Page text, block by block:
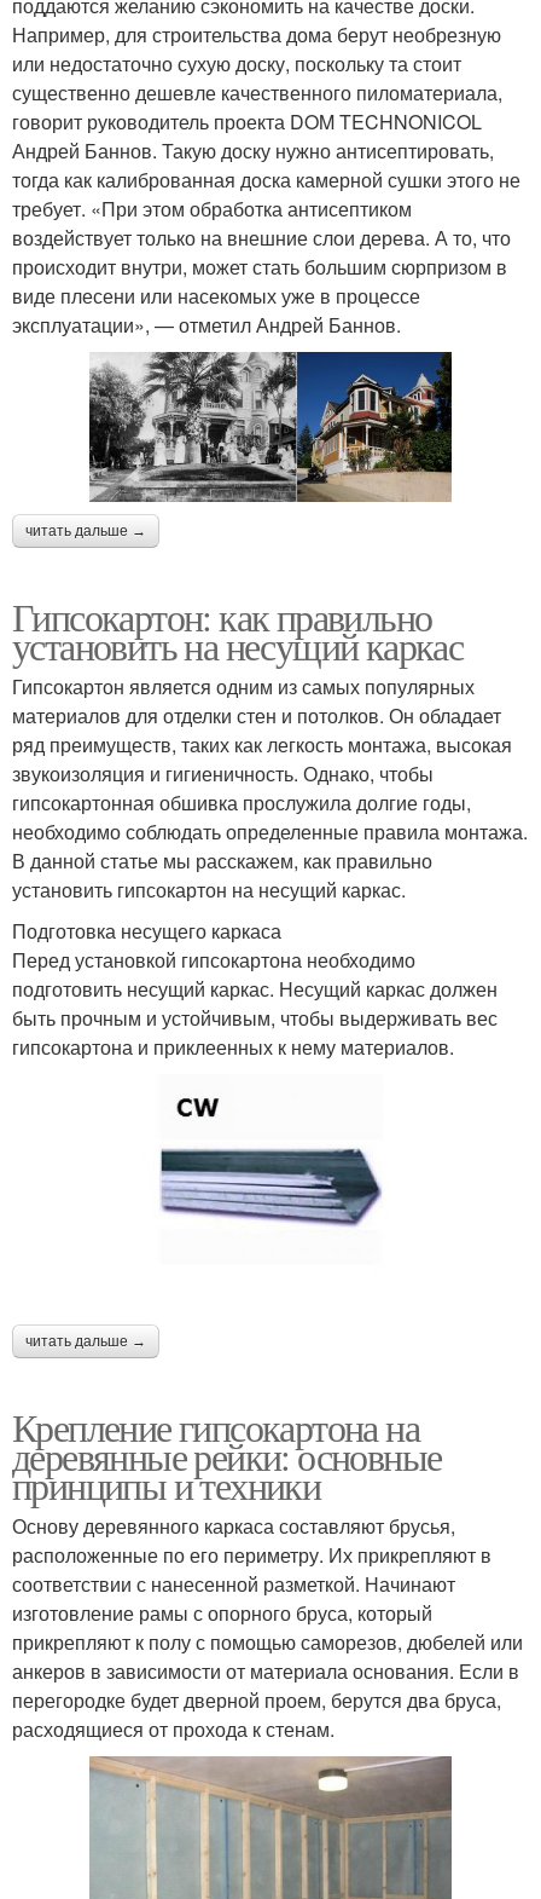
Например, для строительства дома берут необрезную
или недостаточно сухую доску, поскольку та стоит
существенно дешевле качественного пиломатериала,
говорит руководитель проекта DOM TECHNONICOL
Андрей Баннов. Такую доску нужно антисептировать,
тогда как калиброванная доска камерной сушки этого не
требует. «При этом обработка антисептиком
воздействует только на внешние слои дерева. А то, что
происходит внутри, может стать большим сюрпризом в
виде плесени или насекомых уже в процессе
эксплуатации», — отметил Андрей Баннов.
читать дальше →
Гипсокартон: как правильно
установить на несущий каркас
Гипсокартон является одним из самых популярных
материалов для отделки стен и потолков. Он обладает
ряд преимуществ, таких как легкость монтажа, высокая
звукоизоляция и гигиеничность. Однако, чтобы
гипсокартонная обшивка прослужила долгие годы,
необходимо соблюдать определенные правила монтажа.
В данной статье мы расскажем, как правильно
установить гипсокартон на несущий каркас.
Подготовка несущего каркаса
Перед установкой гипсокартона необходимо
подготовить несущий каркас. Несущий каркас должен
быть прочным и устойчивым, чтобы выдерживать вес
гипсокартона и приклеенных к нему материалов.
читать дальше →
Крепление гипсокартона на
деревянные рейки: основные
принципы и техники
Основу деревянного каркаса составляют брусья,
расположенные по его периметру. Их прикрепляют в
соответствии с нанесенной разметкой. Начинают
изготовление рамы с опорного бруса, который
прикрепляют к полу с помощью саморезов, дюбелей или
анкеров в зависимости от материала основания. Если в
перегородке будет дверной проем, берутся два бруса,
расходящиеся от прохода к стенам.